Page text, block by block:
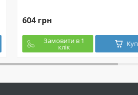
604 грн
Замовити в 1
клік